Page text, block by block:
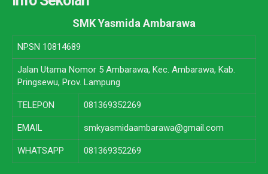
SMK Yasmida Ambarawa
NPSN 10814689
Jalan Utama Nomor 5 Ambarawa, Kec. Ambarawa, Kab.
Pringsewu, Prov. Lampung
TELEPON 081369352269
EMAIL smkyasmidaambarawa@gmail.com
WHATSAPP 081369352269